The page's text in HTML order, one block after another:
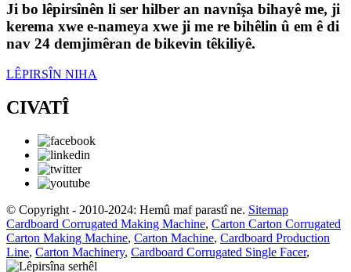
Ji bo lêpirsînên li ser hilber an navnîşa bihayê me, ji
kerema xwe e-nameya xwe ji me re bihêlin û em ê di
nav 24 demjimêran de bikevin têkiliyê.
LÊPIRSÎN NIHA
CIVATÎ
© Copyright - 2010-2024: Hemû maf parastî ne. Sitemap
Cardboard Corrugated Making Machine, Carton Carton Corrugated
Carton Making Machine, Carton Machine, Cardboard Production
Line, Carton Machinery, Cardboard Corrugated Single Facer,